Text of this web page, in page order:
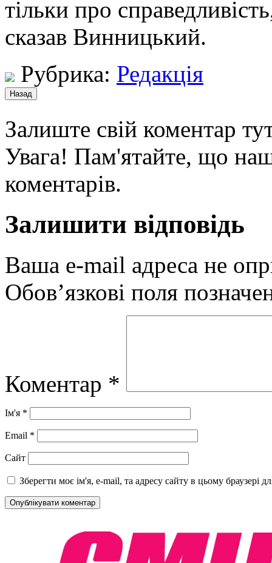
тільки про
сказав Винницький.
Рубрика: Редакція
Залиште свій коментар
Увага! Пам'ятайте, що
коментарів.
Залишити відповідь
Ваша e-mail адреса не
Обов’язкові поля
Коментар *
Ім'я *
Email *
Сайт
Зберегти моє ім'я, e-mail, та адресу сайту в цьому браузері